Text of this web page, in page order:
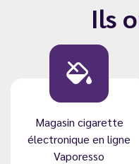
Ils
Magasin cigarette
électronique en ligne
Vaporesso